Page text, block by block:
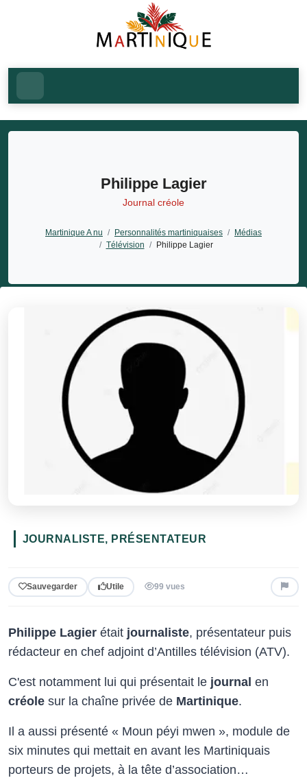
Philippe Lagier
Journal créole
Martinique A nu / Personnalités martiniquaises /
Médias
/ Télévision / Philippe Lagier
JOURNALISTE, PRÉSENTATEUR
Sauvegarder Utile 99 vues
Philippe Lagier était journaliste, présentateur puis
rédacteur en chef adjoint d’Antilles télévision (ATV).
C'est notamment lui qui présentait le journal en
créole sur la chaîne privée de Martinique.
Il a aussi présenté « Moun péyi mwen », module de
six minutes qui mettait en avant les Martiniquais
porteurs de projets, à la tête d’association…